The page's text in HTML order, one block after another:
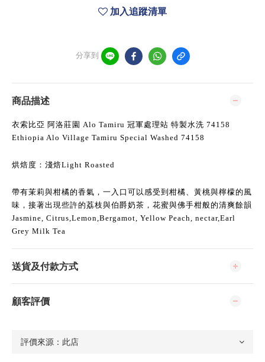
加入追蹤清單
分享到
商品描述
衣索比亞 阿洛莊園 Alo Tamiru 冠軍處理站 特製水洗 74158
Ethiopia Alo Village Tamiru Special Washed 74158
烘焙度：淺焙Light Roasted
帶有茉莉與柑橘的香氣，一入口可以感受到柑橘、黃桃與檸檬的風
味，接著出現些許的荔枝與伯爵奶茶，花蜜與佛手柑般的清爽餘韻
Jasmine, Citrus,Lemon,Bergamot, Yellow Peach, nectar,Earl
Grey Milk Tea
送貨及付款方式
顧客評價